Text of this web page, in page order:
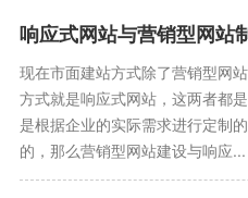
响应式网站与营销型网站
现在市面建站方式除了营销型网
方式就是响应式网站，这两者都
是根据企业的实际需求进行定制
的，那么营销型网站建设与响应...